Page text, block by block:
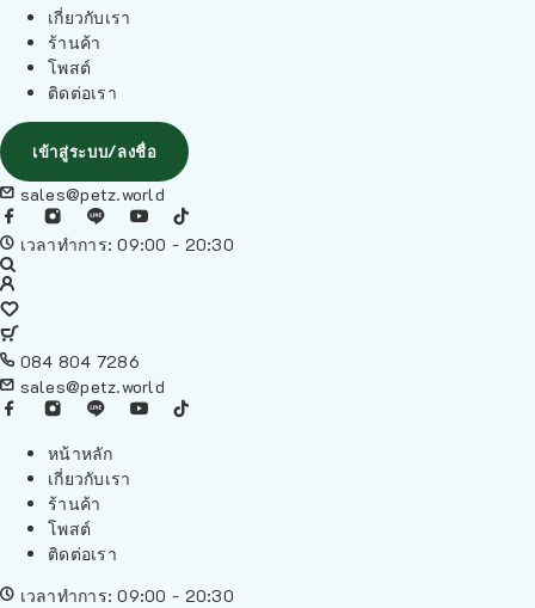
เกี่ยวกับเรา
ร้านค้า
โพสต์
ติดต่อเรา
เข้าสู่ระบบ/ลงชื่อ
sales@petz.world
เวลาทำการ: 09:00 - 20:30
084 804 7286
sales@petz.world
หน้าหลัก
เกี่ยวกับเรา
ร้านค้า
โพสต์
ติดต่อเรา
เวลาทำการ: 09:00 - 20:30